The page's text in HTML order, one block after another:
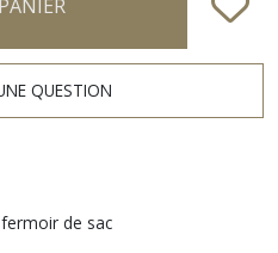
QUESTION
de sac